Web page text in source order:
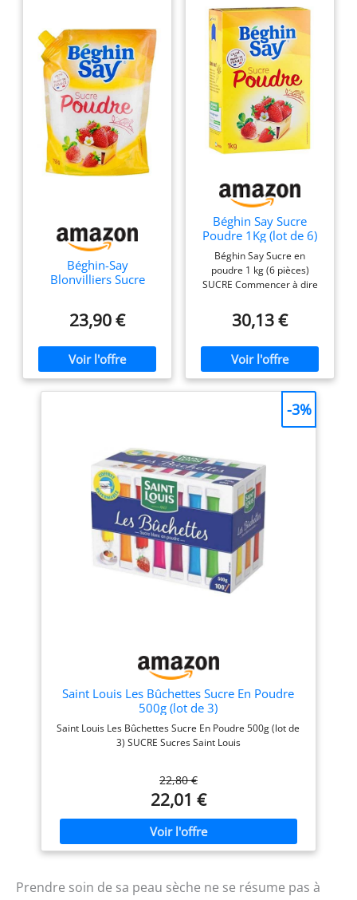
Béghin-Say
Blonvilliers Sucre
23,90 €
Béghin Say Sucre
Poudre 1Kg (lot de 6)
Béghin Say Sucre en
poudre 1 kg (6 pièces)
SUCRE Commencer à dire
30,13 €
Saint Louis Les Bûchettes Sucre En Poudre
500g (lot de 3)
Saint Louis Les Bûchettes Sucre En Poudre 500g (lot de
3) SUCRE Sucres Saint Louis
22,80 €
22,01 €
-3%
Prendre soin de sa peau sèche ne se résume pas à